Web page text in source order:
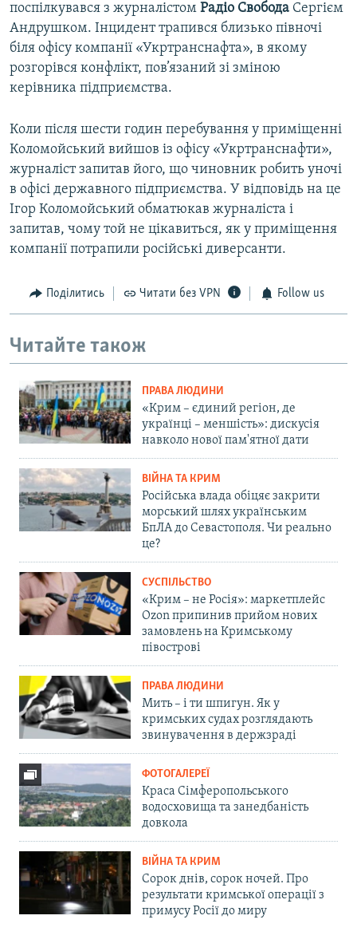
поспілкувався з журналістом Радіо Свобода Сергієм
Андрушком. Інцидент трапився близько півночі
біля офісу компанії «Укртранснафта», в якому
розгорівся конфлікт, пов’язаний зі зміною
керівника підприємства.
Коли після шести годин перебування у приміщенні
Коломойський вийшов із офісу «Укртранснафти»,
журналіст запитав його, що чиновник робить уночі
в офісі державного підприємства. У відповідь на це
Ігор Коломойський обматюкав журналіста і
запитав, чому той не цікавиться, як у приміщення
компанії потрапили російські диверсанти.
Поділитись Читати без VPN Follow us
Читайте також
ПРАВА ЛЮДИНИ
«Крим – єдиний регіон, де
українці – меншість»: дискусія
навколо нової пам'ятної дати
ВІЙНА ТА КРИМ
Російська влада обіцяє закрити
морський шлях українським
БпЛА до Севастополя. Чи реально
це?
СУСПІЛЬСТВО
«Крим – не Росія»: маркетплейс
Ozon припинив прийом нових
замовлень на Кримському
півострові
ПРАВА ЛЮДИНИ
Мить – і ти шпигун. Як у
кримських судах розглядають
звинувачення в держзраді
ФОТОГАЛЕРЕЇ
Краса Сімферопольського
водосховища та занедбаність
довкола
ВІЙНА ТА КРИМ
Сорок днів, сорок ночей. Про
результати кримської операції з
примусу Росії до миру